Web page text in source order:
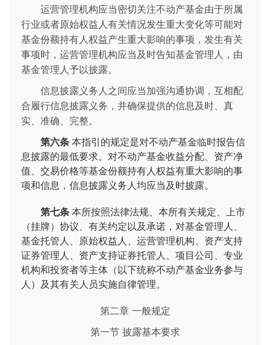
运营管理机构应当密切关注不动产基金由于所属
行业或者原始权益人有关情况发生重大变化等可能对
基金份额持有人权益产生重大影响的事项，发生有关
事项时，运营管理机构应当及时告知基金管理人，由
基金管理人予以披露。
信息披露义务人之间应当加强沟通协调，互相配
合履行信息披露义务，并确保提供的信息及时、真
实、准确、完整。
第六条 本指引的规定是对不动产基金临时报告信
息披露的最低要求。对不动产基金收益分配、资产净
值、交易价格等基金份额持有人权益有重大影响的事
项和信息，信息披露义务人均应当及时披露。
第七条 本所按照法律法规、本所有关规定、上市
（挂牌）协议、有关约定以及承诺，对基金管理人、
基金托管人、原始权益人、运营管理机构、资产支持
证券管理人、资产支持证券托管人、项目公司、专业
机构和投资者等主体（以下统称不动产基金业务参与
人）及其有关人员实施自律管理。
第二章 一般规定
第一节 披露基本要求